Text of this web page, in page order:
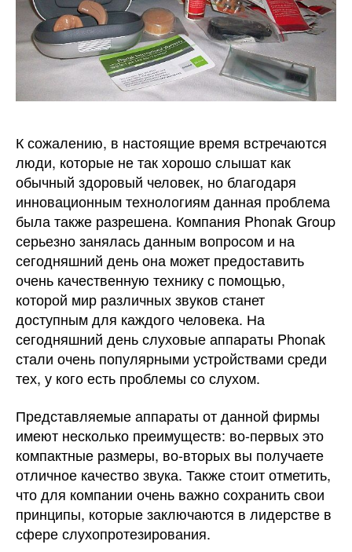
К сожалению, в настоящие время встречаются
люди, которые не так хорошо слышат как
обычный здоровый человек, но благодаря
инновационным технологиям данная проблема
была также разрешена. Компания Phonak Group
серьезно занялась данным вопросом и на
сегодняшний день она может предоставить
очень качественную технику с помощью,
которой мир различных звуков станет
доступным для каждого человека. На
сегодняшний день слуховые аппараты Phonak
стали очень популярными устройствами среди
тех, у кого есть проблемы со слухом.
Представляемые аппараты от данной фирмы
имеют несколько преимуществ: во-первых это
компактные размеры, во-вторых вы получаете
отличное качество звука. Также стоит отметить,
что для компании очень важно сохранить свои
принципы, которые заключаются в лидерстве в
сфере слухопротезирования.